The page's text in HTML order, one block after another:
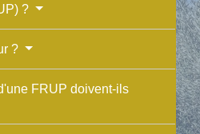
?
?
FRUP doivent-ils